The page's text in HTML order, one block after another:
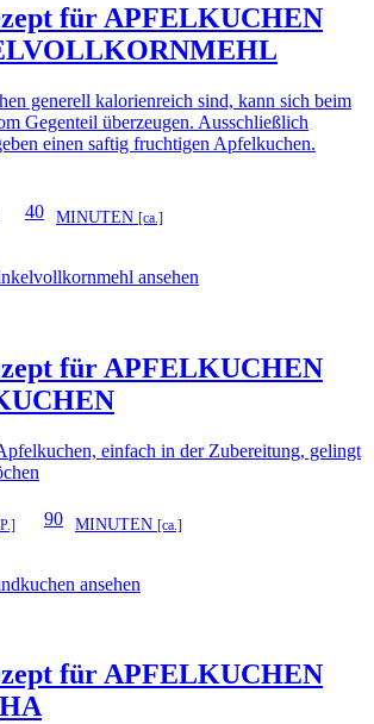
für APFELKUCHEN
generell kalorienreich sind, kann sich beim
Gegenteil überzeugen. Ausschließlich
einen saftig fruchtigen Apfelkuchen.
40 MINUTEN [ca.]
ansehen
für APFELKUCHEN
einfach in der Zubereitung, gelingt
90 MINUTEN [ca.]
ansehen
fürAPFELKUCHEN